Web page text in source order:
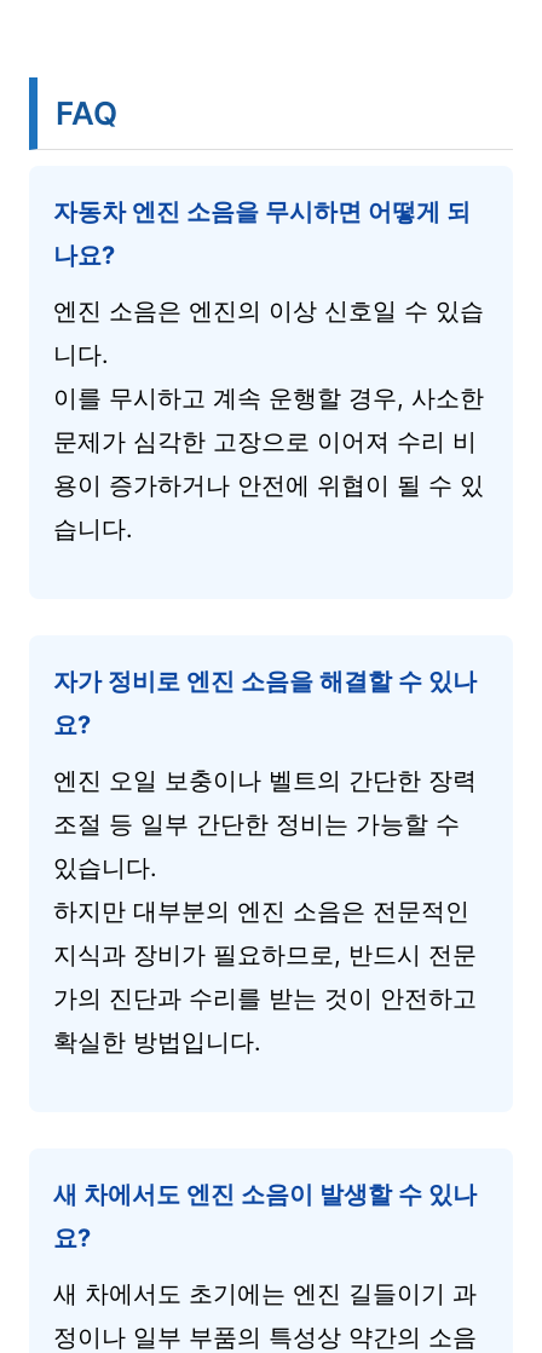
FAQ
자동차 엔진 소음을 무시하면 어떻게 되
나요?
엔진 소음은 엔진의 이상 신호일 수 있습
니다.
이를 무시하고 계속 운행할 경우, 사소한
문제가 심각한 고장으로 이어져 수리 비
용이 증가하거나 안전에 위협이 될 수 있
습니다.
자가 정비로 엔진 소음을 해결할 수 있나
요?
엔진 오일 보충이나 벨트의 간단한 장력
조절 등 일부 간단한 정비는 가능할 수
있습니다.
하지만 대부분의 엔진 소음은 전문적인
지식과 장비가 필요하므로, 반드시 전문
가의 진단과 수리를 받는 것이 안전하고
확실한 방법입니다.
새 차에서도 엔진 소음이 발생할 수 있나
요?
새 차에서도 초기에는 엔진 길들이기 과
정이나 일부 부품의 특성상 약간의 소음